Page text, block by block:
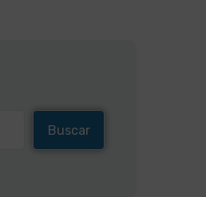
Buscar